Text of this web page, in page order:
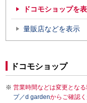
ドコモショップを
量販店などを表示
ドコモショップ
営業時間などは変更とな
プ／d gardenからご確認く